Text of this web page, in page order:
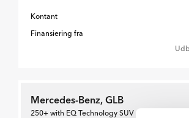
Kontant
Finansiering fra
Mercedes-Benz, GLB
250+ with EQ Technology SUV